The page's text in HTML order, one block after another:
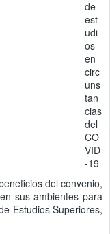
de
est
udi
os
en
circ
uns
tan
cias
del
CO
VID
-19
del convenio,
sus ambientes para
Estudios Superiores,